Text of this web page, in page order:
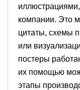
компании. Это
цитаты, схемы
или
постеры
их помощью
этапы